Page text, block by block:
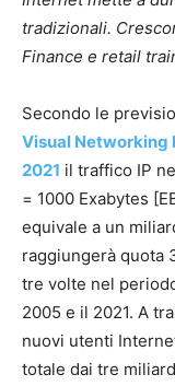
tradizionali.
Finance e retail
Secondo le
Visual Networking
2021 il traffico IP
= 1000 Exabytes
equivale a un
raggiungerà quota
tre volte nel
2005 e il 2021. A
nuovi utenti
totale dai tre